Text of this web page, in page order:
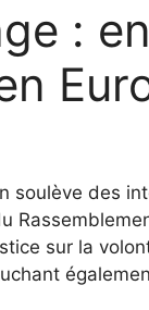
:
soulève des
sur la